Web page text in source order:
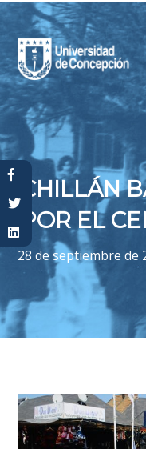
Usted está aquí
CHILLÁN
POR EL
28 de septiembre de